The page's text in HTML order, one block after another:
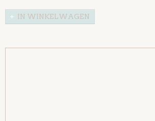
IN WINKELWAGEN